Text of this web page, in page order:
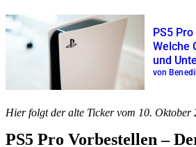
PS5
Welche
und
von
Hier folgt der alte Ticker vom 10. Oktober
PS5 Pro Vorbestellen –